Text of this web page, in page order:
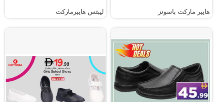
هايبر ماركت باسونز ليبتس هايبرماركت